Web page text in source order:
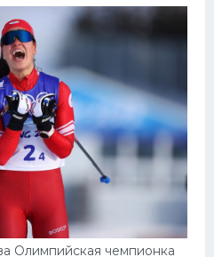
Олимпийская чемпионка